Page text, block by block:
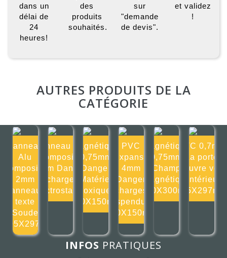
dans un
délai de
24
heures!
des
produits
souhaités.
sur
"demande
de devis".
et validez
!
AUTRES PRODUITS DE LA
CATÉGORIE
Panneau
Alu
composite
2mm
Panneaux
texte
Soude
105X297m
Panneau Alu
composite
2mm Danger
charge
électrostatiqu
Magnétique
0,75mm
Danger
Matériel
toxique
150X150mm
PVC
Expansé
4mm
Danger
charges
suspendues
150X150mm
Magnétique
0,75mm
Champ
magnétique
300X300mm
PVC 0,7mm
La porte
s'ouvre vers
l'intérieur
105X297mm
INFOS PRATIQUES